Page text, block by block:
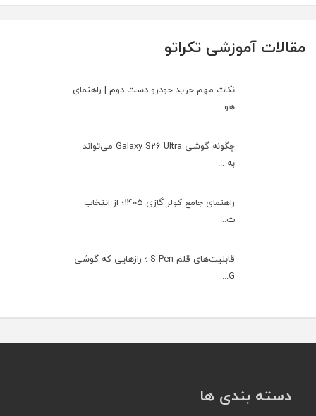
مقالات آموزشی تکراتو
نکات مهم خرید خودرو دست دوم | راهنمای
هو...
چگونه گوشی Galaxy S26 Ultra می‌تواند
به ...
راهنمای جامع کولر گازی ۱۴۰۵؛ از انتخاب
ت...
قابلیت‌های قلم S Pen ؛ رازهایی که گوشی
G...
دسته بندی ها